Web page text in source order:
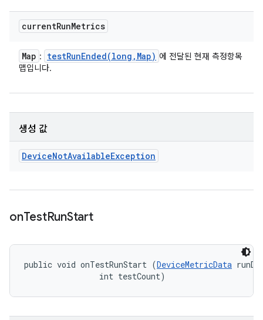
currentRunMetrics
Map : testRunEnded(long , Map) 에 전달된 현재 측정항목
맵입니다.
생성 값
DeviceNotAvailableException
onTestRunStart
public void onTestRunStart (DeviceMetricData
                int testCount)